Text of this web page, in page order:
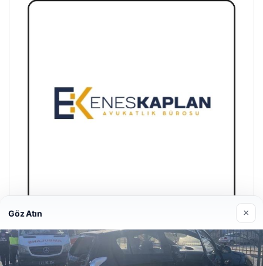
Enes Kaplan Avukatlık Bürosu
28/04/2026
Göz Atın ×